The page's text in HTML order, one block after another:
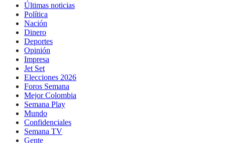
Últimas noticias
Política
Nación
Dinero
Deportes
Opinión
Impresa
Jet Set
Elecciones 2026
Foros Semana
Mejor Colombia
Semana Play
Mundo
Confidenciales
Semana TV
Gente